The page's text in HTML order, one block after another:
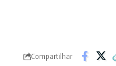
Compartilhar